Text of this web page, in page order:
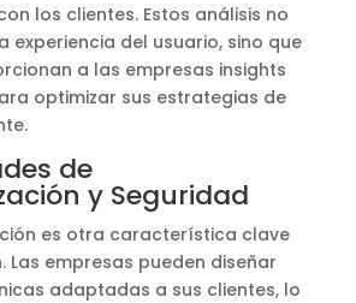
los clientes. Estos análisis no
experiencia del usuario, sino que
a las empresas insights
optimizar sus estrategias de
de
y Seguridad
es otra característica clave
Las empresas pueden diseñar
adaptadas a sus clientes, lo